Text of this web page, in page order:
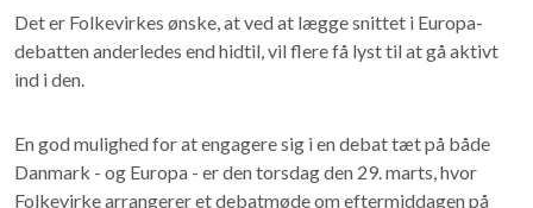
Det er Folkevirkes ønske, at ved at lægge snittet i Europa-
debatten anderledes end hidtil, vil flere få lyst til at gå aktivt
ind i den.
En god mulighed for at engagere sig i en debat tæt på både
Danmark - og Europa - er den torsdag den 29. marts, hvor
Folkevirke arrangerer et debatmøde om eftermiddagen på